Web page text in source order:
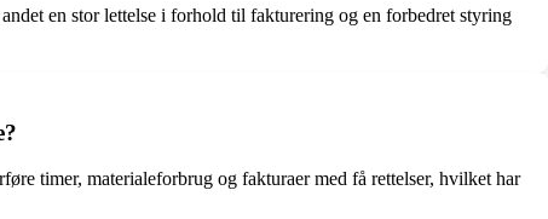
en stor lettelse i forhold til fakturering og en forbedret styring
timer, materialeforbrug og fakturaer med få rettelser, hvilket har